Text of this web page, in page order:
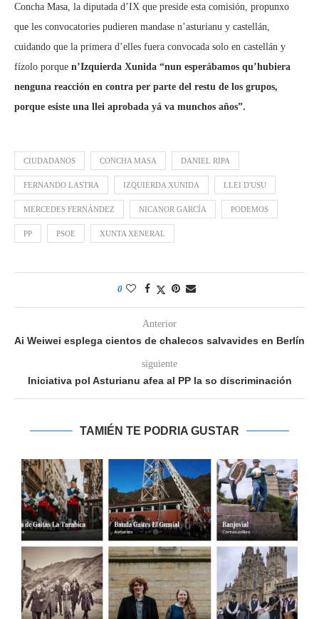
Concha Masa, la diputada d’IX que preside esta comisión, propunxo
que les convocatories pudieren mandase n’asturianu y castellán,
cuidando que la primera d’elles fuera convocada solo en castellán y
fízolo porque n’Izquierda Xunida “nun esperábamos qu’hubiera
nenguna reacción en contra per parte del restu de los grupos,
porque esiste una llei aprobada yá va munchos años”.
CIUDADANOS CONCHA MASA DANIEL RIPA
FERNANDO LASTRA IZQUIERDA XUNIDA LLEI D'USU
MERCEDES FERNÁNDEZ NICANOR GARCÍA PODEMOS
PP PSOE XUNTA XENERAL
0
Anterior
Ai Weiwei esplega cientos de chalecos salvavides en Berlín
siguiente
Iniciativa pol Asturianu afea al PP la so discriminación
TAMIÉN TE PODRIA GUSTAR